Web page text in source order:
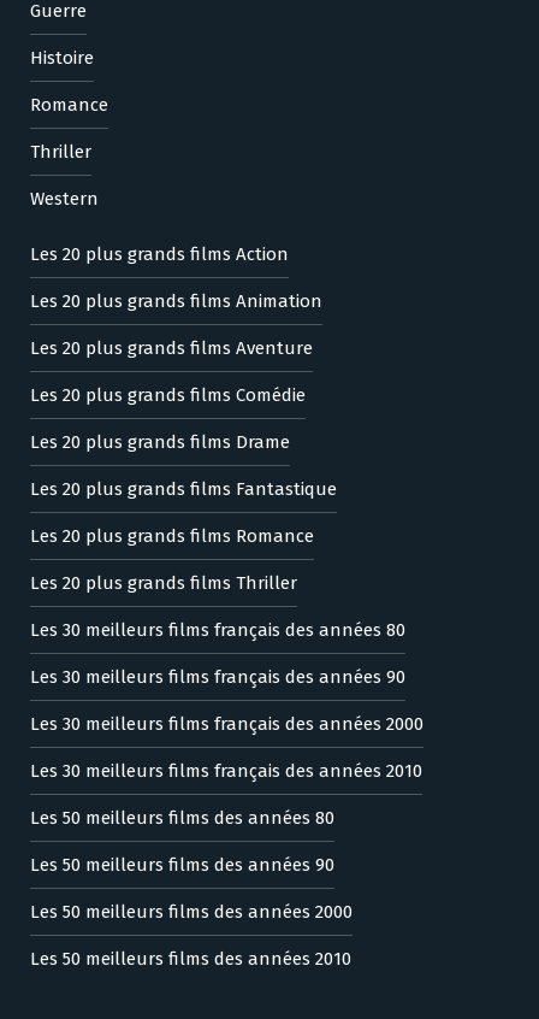
Guerre
Histoire
Romance
Thriller
Western
Les 20 plus grands films Action
Les 20 plus grands films Animation
Les 20 plus grands films Aventure
Les 20 plus grands films Comédie
Les 20 plus grands films Drame
Les 20 plus grands films Fantastique
Les 20 plus grands films Romance
Les 20 plus grands films Thriller
Les 30 meilleurs films français des années 80
Les 30 meilleurs films français des années 90
Les 30 meilleurs films français des années 2000
Les 30 meilleurs films français des années 2010
Les 50 meilleurs films des années 80
Les 50 meilleurs films des années 90
Les 50 meilleurs films des années 2000
Les 50 meilleurs films des années 2010